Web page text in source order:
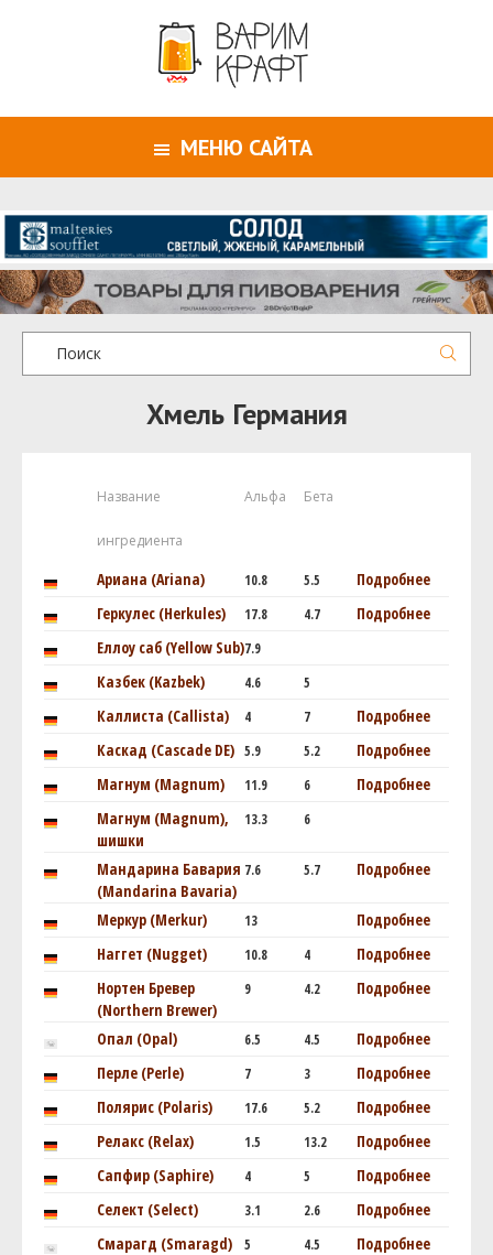
МЕНЮ САЙТА
Хмель Германия
Название
ингредиента
Альфа Бета
Ариана (Ariana) 10.8 5.5
Подробнее
Геркулес (Herkules)
17.8 4.7
Подробнее
Еллоу саб (Yellow Sub)7.9
Казбек (Kazbek) 4.6 5
Каллиста (Callista) 4 7
Подробнее
Каскад (Cascade DE) 5.9 5.2
Подробнее
Магнум (Magnum)
11.9 6
Подробнее
Магнум (Magnum),
шишки
13.3 6
Мандарина Бавария
(Mandarina Bavaria)
7.6 5.7 Подробнее
Меркур (Merkur) 13
Подробнее
Наггет (Nugget)
10.8 4
Подробнее
Нортен Бревер
(Northern Brewer)
9 4.2 Подробнее
Опал (Opal) 6.5 4.5
Подробнее
Перле (Perle)
7 3
Подробнее
Полярис (Polaris)
17.6 5.2
Подробнее
Релакс (Relax)
1.5 13.2
Подробнее
Сапфир (Saphire)
4 5
Подробнее
Селект (Select)
3.1 2.6
Подробнее
Смарагд (Smaragd)
5 4.5
Подробнее